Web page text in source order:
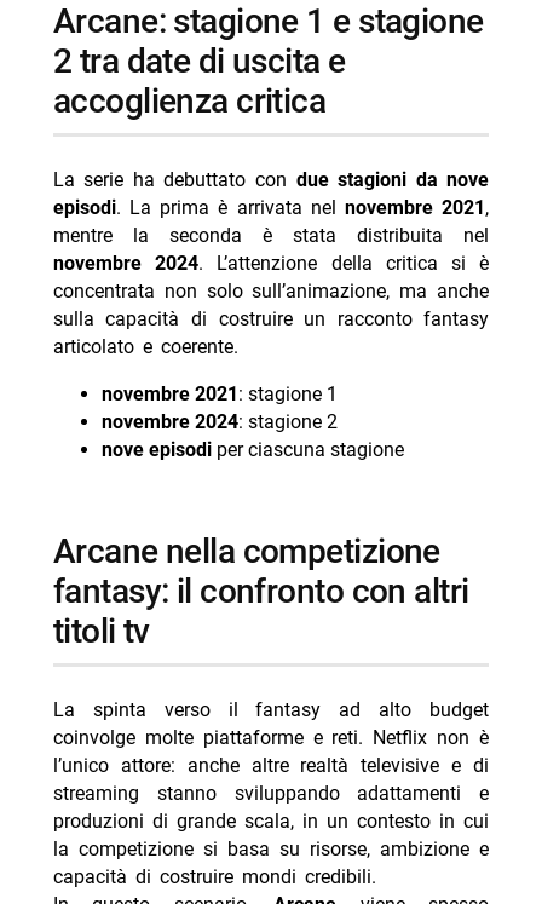
arcane: stagione 1 e stagione
2 tra date di uscita e
accoglienza critica
La serie ha debuttato con due stagioni da nove
episodi. La prima è arrivata nel novembre 2021,
mentre la seconda è stata distribuita nel
novembre 2024. L’attenzione della critica si è
concentrata non solo sull’animazione, ma anche
sulla capacità di costruire un racconto fantasy
articolato e coerente.
novembre 2021: stagione 1
novembre 2024: stagione 2
nove episodiper ciascuna stagione
arcane nella competizione
fantasy: il confronto con altri
titoli tv
La spinta verso il fantasy ad alto budget
coinvolge molte piattaforme e reti. Netflix non è
l’unico attore: anche altre realtà televisive e di
streaming stanno sviluppando adattamenti e
produzioni di grande scala, in un contesto in cui
la competizione si basa su risorse, ambizione e
capacità di costruire mondi credibili.